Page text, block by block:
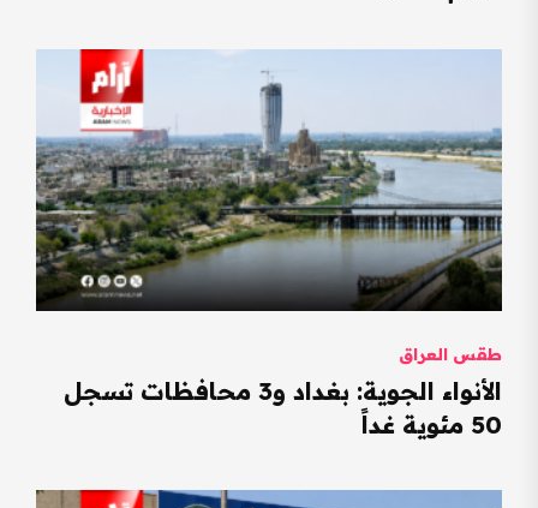
طقس العراق
الأنواء الجوية: بغداد و3 محافظات تسجل
50 مئوية غداً